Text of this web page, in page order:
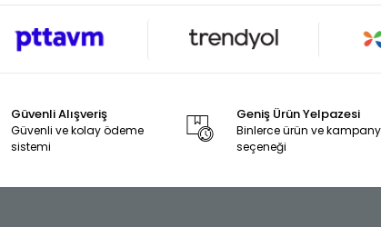
Güvenli Alışveriş
Güvenli ve kolay ödeme
sistemi
Geniş Ürün Yelpazesi
Binlerce ürün ve
seçeneği